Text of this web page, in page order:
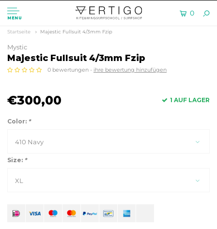
MENU
0
Startseite Majestic Fullsuit 4/3mm Fzip
Mystic
Majestic Fullsuit 4/3mm Fzip
0 bewertungen - ihre bewertung hinzufügen
€300,00 1 AUF LAGER
Color: *
410 Navy
Size: *
XL